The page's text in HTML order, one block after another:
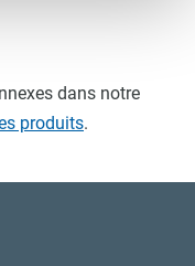
dans notre
produits.